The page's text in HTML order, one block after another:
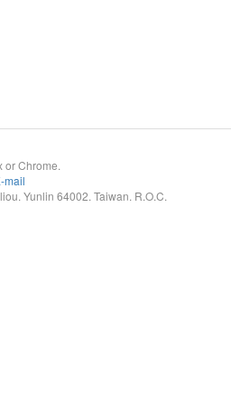
or Chrome.
mail
Yunlin 64002. Taiwan. R.O.C.